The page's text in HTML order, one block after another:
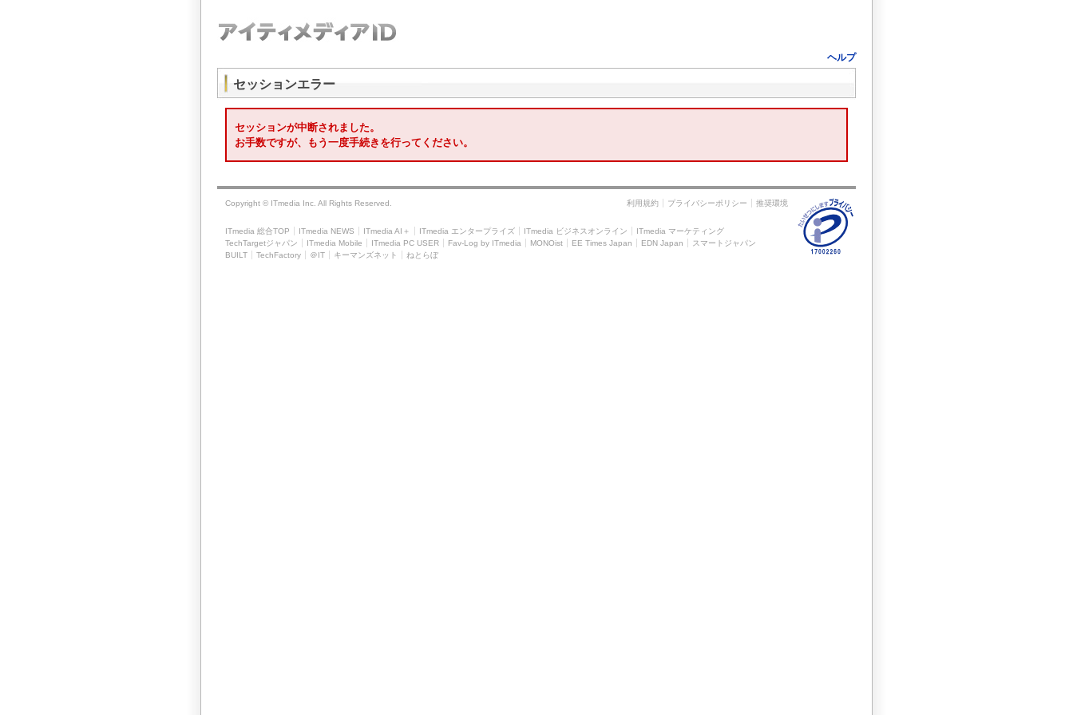
ヘルプ
セッションエラー
セッションが中断されました。
お手数ですが、もう一度手続きを行ってください。
Copyright © ITmedia Inc. All Rights Reserved. 利用規約 プライバシーポリシー 推奨環境
ITmedia 総合TOP ITmedia NEWS ITmedia AI＋ ITmedia エンタープライズ ITmedia ビジネスオンライン
ITmedia マーケティング
TechTargetジャパン
ITmedia Mobile ITmedia PC USER Fav-Log by ITmedia MONOist EE Times Japan EDN Japan
スマートジャパン
BUILT
TechFactory ＠IT キーマンズネット ねとらぼ